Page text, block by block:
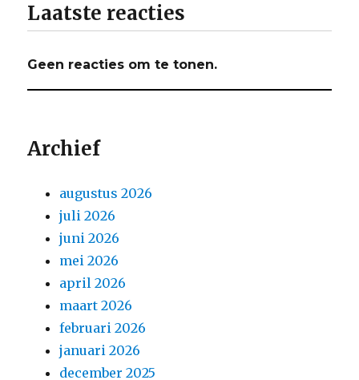
Laatste reacties
Geen reacties om te tonen.
Archief
augustus 2026
juli 2026
juni 2026
mei 2026
april 2026
maart 2026
februari 2026
januari 2026
december 2025